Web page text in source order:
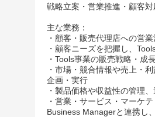
戦略立案・営業推進・顧客
主な業務：
・顧客・販売代理店への営
・顧客ニーズを把握し、
・Tools事業の販売戦略・成
・市場・競合情報や売上・
企画・実行
・製品価格や収益性の管理
・営業・サービス・マーケ
Business Managerと連携し